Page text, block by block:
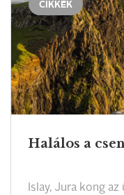
CIKKEK
Halálos a
Islay, Jura kong